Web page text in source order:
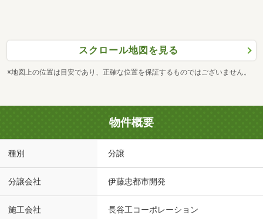
スクロール地図を見る
※地図上の位置は目安であり、正確な位置を保証するものではございません。
物件概要
種別 分譲
分譲会社 伊藤忠都市開発
施工会社 長谷工コーポレーション